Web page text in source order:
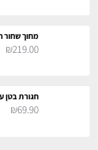
מחוך שחור
₪219.00
חגורת בטן
₪69.90